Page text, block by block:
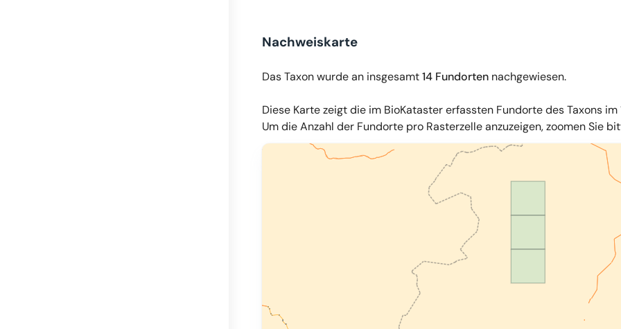
Nachweiskarte
Das Taxon wurde an insgesamt14 Fundorten nachgewiesen.
Diese Karte zeigt die im BioKataster erfassten Fundorte des Taxons im
Um die Anzahl der Fundorte pro Rasterzelle anzuzeigen, zoomen Sie
© OpenMapTiles OpenStreetMap